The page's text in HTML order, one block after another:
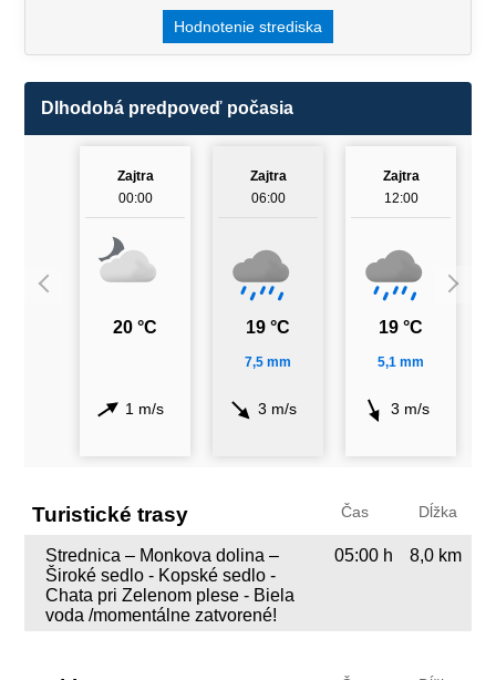
Hodnotenie strediska
Dlhodobá predpoveď počasia
Zajtra
00:00
20 °C
1 m/s
Zajtra
06:00
19 °C
7,5 mm
3 m/s
Zajtra
12:00
19 °C
5,1 mm
3 m/s
Turistické trasy Čas Dĺžka
Strednica – Monkova dolina –
Široké sedlo - Kopské sedlo -
Chata pri Zelenom plese - Biela
voda /momentálne zatvorené!
05:00 h 8,0 km